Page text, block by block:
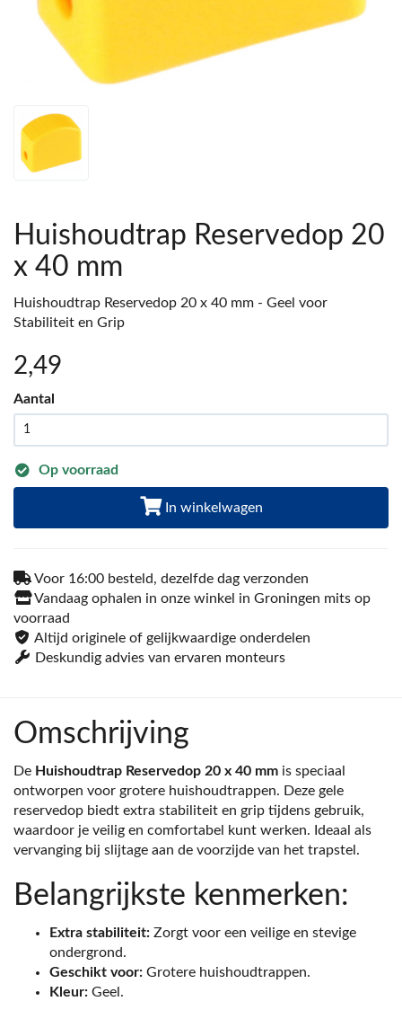
Huishoudtrap Reservedop 20
x 40 mm
Huishoudtrap Reservedop 20 x 40 mm - Geel voor
Stabiliteit en Grip
2,49
Aantal
Op voorraad
In winkelwagen
Voor 16:00 besteld, dezelfde dag verzonden
Vandaag ophalen in onze winkel in Groningen mits op
voorraad
Altijd originele of gelijkwaardige onderdelen
Deskundig advies van ervaren monteurs
Omschrijving
De Huishoudtrap Reservedop 20 x 40 mm is speciaal
ontworpen voor grotere huishoudtrappen. Deze gele
reservedop biedt extra stabiliteit en grip tijdens gebruik,
waardoor je veilig en comfortabel kunt werken. Ideaal als
vervanging bij slijtage aan de voorzijde van het trapstel.
Belangrijkste kenmerken:
Extra stabiliteit: Zorgt voor een veilige en stevige
ondergrond.
Geschikt voor: Grotere huishoudtrappen.
Kleur: Geel.